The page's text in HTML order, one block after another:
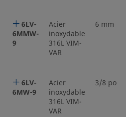
6LV-
6MMW-
9
Acier
inoxydable
316L VIM-
VAR
6 mm
6LV-
6MW-9
Acier
inoxydable
316L VIM-
VAR
3/8 po